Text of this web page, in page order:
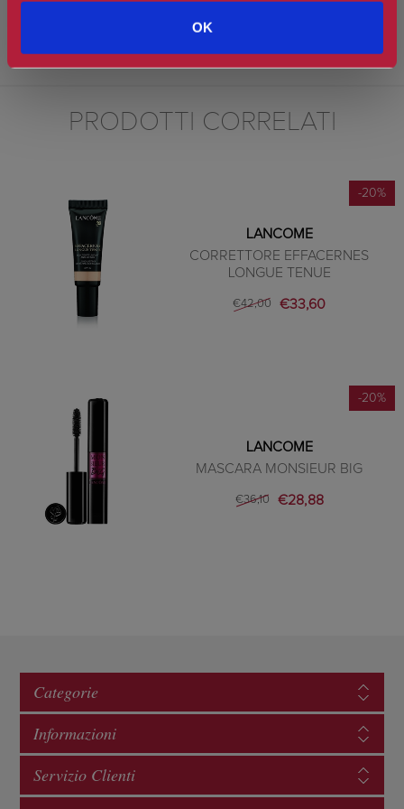
OK
di questo prodotto in condizioni normali o ragionevolmente
prevedibili di utilizzo.
PRODOTTI CORRELATI
-20%
LANCOME
CORRETTORE EFFACERNES
LONGUE TENUE
€42,00 €33,60
-20%
LANCOME
MASCARA MONSIEUR BIG
€36,10 €28,88
Categorie
Informazioni
Servizio Clienti